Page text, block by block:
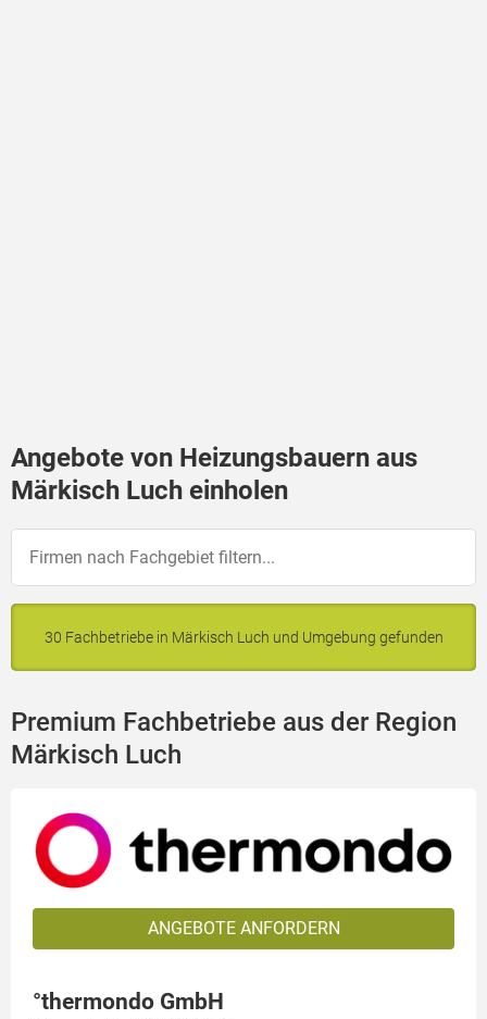
Angebote von Heizungsbauern aus
Märkisch Luch einholen
30 Fachbetriebe in Märkisch Luch und Umgebung gefunden
Premium Fachbetriebe aus der Region
Märkisch Luch
ANGEBOTE ANFORDERN
°thermondo GmbH